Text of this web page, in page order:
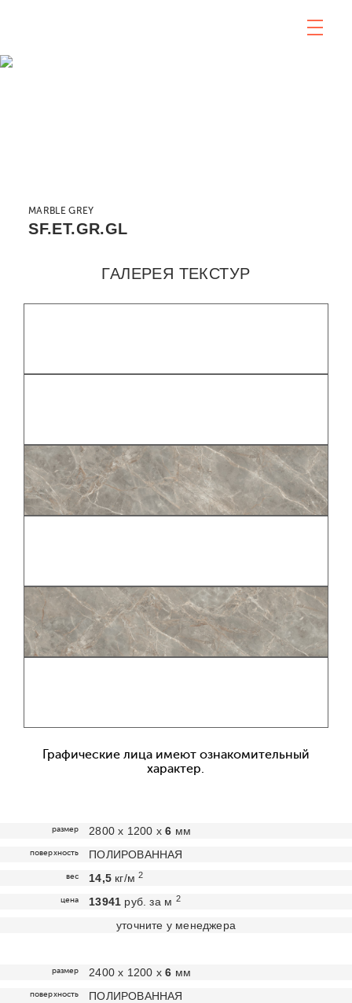
MARBLE GREY
SF.ET.GR.GL
ГАЛЕРЕЯ ТЕКСТУР
Графические лица имеют ознакомительный
характер.
размер 2800 х 1200 х6 мм
поверхность ПОЛИРОВАННАЯ
вес 14,5 кг/м2
цена 13941 руб. за м 2
уточните у менеджера
размер 2400 х 1200 х6 мм
поверхность ПОЛИРОВАННАЯ